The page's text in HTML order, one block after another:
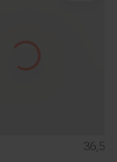
36,5